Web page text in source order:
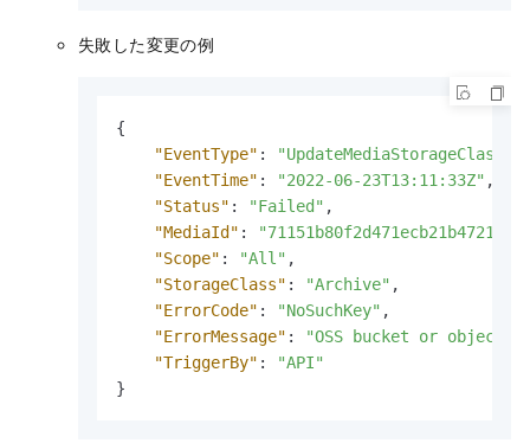
失敗した変更の例
{
"EventType" :
"EventTime" : "2022-06-23T13:11:33Z" ,
"Status" : "Failed" ,
"MediaId" :
"Scope" : "All" ,
"StorageClass" : "Archive" ,
"ErrorCode" : "NoSuchKey" ,
"ErrorMessage" :
"OSS bucket or object
"TriggerBy" :
"API"
}